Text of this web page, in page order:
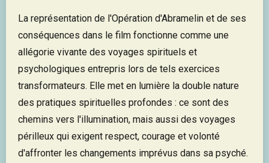
La représentation de l'Opération d'Abramelin et de ses
conséquences dans le film fonctionne comme une
allégorie vivante des voyages spirituels et
psychologiques entrepris lors de tels exercices
transformateurs. Elle met en lumière la double nature
des pratiques spirituelles profondes : ce sont des
chemins vers l'illumination, mais aussi des voyages
périlleux qui exigent respect, courage et volonté
d'affronter les changements imprévus dans sa psyché.